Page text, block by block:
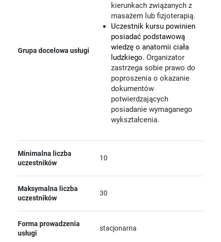
Grupa docelowa usługi
kierunkach związanych z
masażem lub fizjoterapią.
Uczestnik kursu powinien
posiadać podstawową
wiedzę o anatomii ciała
ludzkiego. Organizator
zastrzega sobie prawo do
poproszenia o okazanie
dokumentów
potwierdzających
posiadanie wymaganego
wykształcenia.
Minimalna liczba
uczestników
10
Maksymalna liczba
uczestników
30
Forma prowadzenia
usługi
stacjonarna